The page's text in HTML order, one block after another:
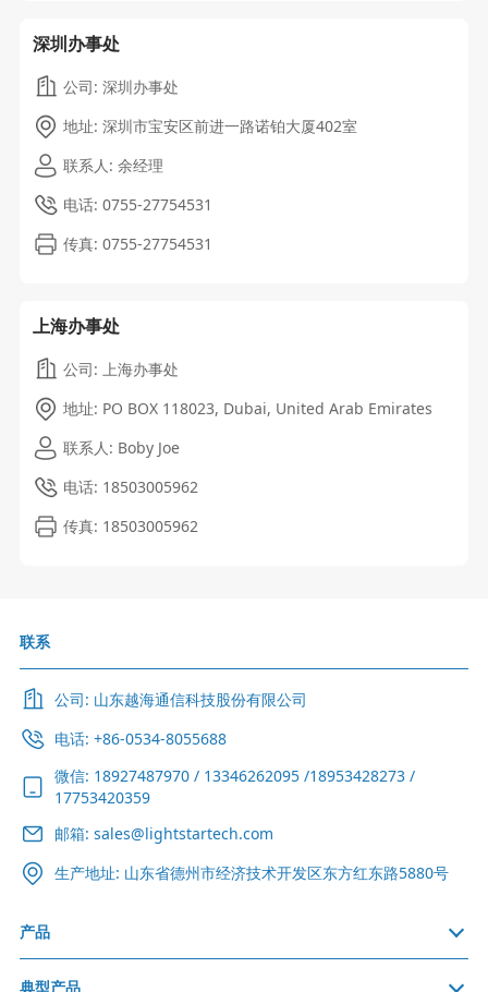
深圳办事处
公司: 深圳办事处
地址: 深圳市宝安区前进一路诺铂大厦402室
联系人: 余经理
电话: 0755-27754531
传真: 0755-27754531
上海办事处
公司: 上海办事处
地址: PO BOX 118023, Dubai, United Arab Emirates
联系人: Boby Joe
电话: 18503005962
传真: 18503005962
联系
公司: 山东越海通信科技股份有限公司
电话: +86-0534-8055688
微信: 18927487970 / 13346262095 /18953428273 /
17753420359
邮箱: sales@lightstartech.com
生产地址: 山东省德州市经济技术开发区东方红东路5880号
产品
典型产品